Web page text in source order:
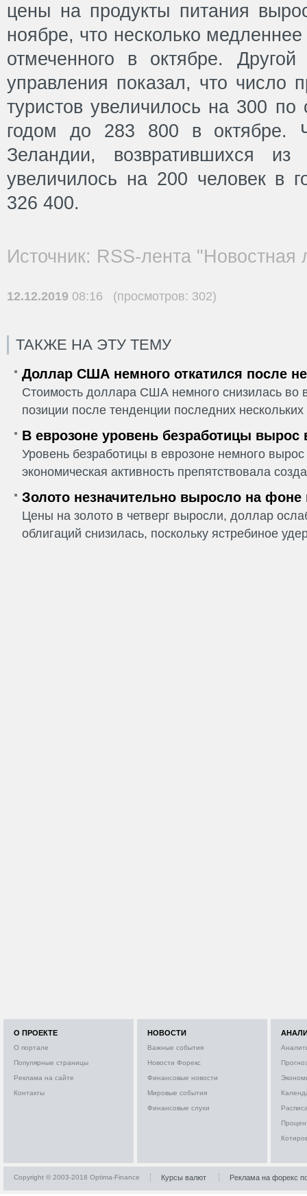
цены на продукты питания
ноябре, что несколько
отмеченного в октябре. Другой
управления показал, что число
туристов увеличилось на 300
годом до 283 800 в октябре.
Зеландии, возвратившихся из
увеличилось на 200 человек в
326 400.
Источник: RSS-лента "Новостная
12.12.2019 08:16 (просмотров: 302)
ТАКЖЕ НА ЭТУ ТЕМУ
Доллар США немного откатился после
Стоимость доллара США немного снизилась во
позиции после тенденции последних
В еврозоне уровень безработицы вырос
Уровень безработицы в еврозоне немного
экономическая активность препятствовала
Золото незначительно выросло на фоне
Цены на золото в четверг выросли, доллар
облигаций снизилась, поскольку ястребиное
О ПРОЕКТЕ
О портале
Популярные страницы
Реклама на сайте
Контакты
НОВОСТИ
Важные события
Новости Форекс
Финансовые новости
Мировые события
Финансовые слухи
Copyright © 2003-2018 Optima-Finance Курсы валют Реклама на форекс